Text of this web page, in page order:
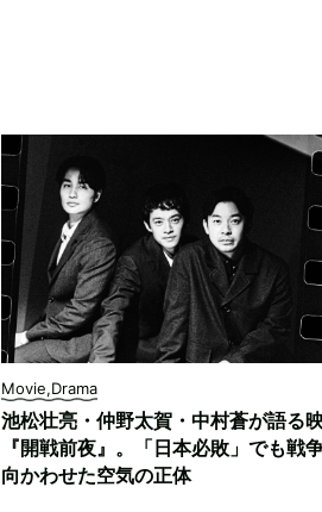
Movie,Drama
池松壮亮・仲野太賀・中村蒼が語る
『開戦前夜』。「日本必敗」でも戦
向かわせた空気の正体